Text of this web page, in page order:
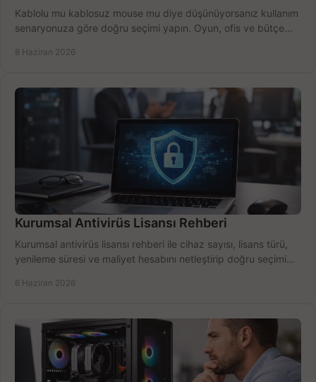
Kablolu mu kablosuz mouse mu diye düşünüyorsanız kullanım
senaryonuza göre doğru seçimi yapın. Oyun, ofis ve bütçe
8 Haziran 2026
Kurumsal Antivirüs Lisansı Rehberi
Kurumsal antivirüs lisansı rehberi ile cihaz sayısı, lisans türü,
yenileme süresi ve maliyet hesabını netleştirip doğru seçimi
6 Haziran 2026